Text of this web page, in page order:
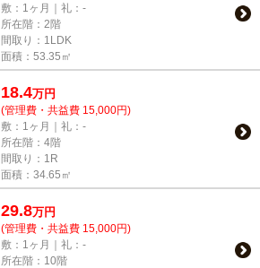
敷：1ヶ月｜礼：-
所在階：2階
間取り：1LDK
面積：53.35㎡
18.4万円
(管理費・共益費 15,000円)
敷：1ヶ月｜礼：-
所在階：4階
間取り：1R
面積：34.65㎡
29.8万円
(管理費・共益費 15,000円)
敷：1ヶ月｜礼：-
所在階：10階